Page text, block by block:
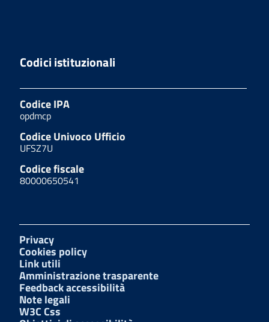
Codici istituzionali
Codice IPA
opdmcp
Codice Univoco Ufficio
UFSZ7U
Codice fiscale
80000650541
Privacy
Cookies policy
Link utili
Amministrazione trasparente
Feedback accessibilità
Note legali
W3C Css